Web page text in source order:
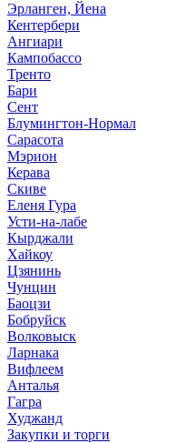
Эрланген, Йена
Кентербери
Ангиари
Кампобассо
Тренто
Бари
Сент
Блумингтон-Нормал
Сарасота
Мэрион
Керава
Скиве
Еленя Гура
Усти-на-лабе
Кырджали
Хайкоу
Цзянинь
Чунцин
Баоцзи
Бобруйск
Волковыск
Ларнака
Вифлеем
Анталья
Гагра
Худжанд
Закупки и торги